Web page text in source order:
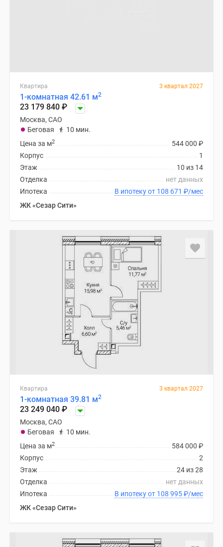
Квартира 3 квартал 2027
1-комнатная 42.61 м2
23 179 840 ₽
Москва, САО
Беговая
10 мин.
544 000 ₽
Цена за м2
1
Корпус
10 из 14
Этаж
нет данных
Отделка
В ипотеку от 108 671 ₽/мес
Ипотека
ЖК «Сезар Сити»
Квартира 3 квартал 2027
1-комнатная 39.81 м2
23 249 040 ₽
Москва, САО
Беговая
10 мин.
584 000 ₽
Цена за м2
2
Корпус
24 из 28
Этаж
нет данных
Отделка
В ипотеку от 108 995₽/мес
Ипотека
ЖК «Сезар Сити»